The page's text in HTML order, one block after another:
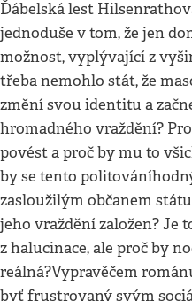
Ďábelská lest
jednoduše v tom, že jen
možnost, vyplývající z
třeba nemohlo stát, že
změní svou identitu a
hromadného vraždění?
povést a proč by mu to
by se tento
zasloužilým občanem
jeho vraždění založen? Je
z halucinace, ale proč by
reálná?Vypravěčem
byť frustrovaný svým